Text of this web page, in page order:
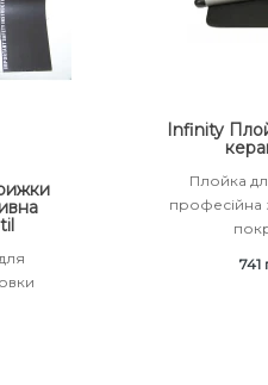
Infinity
Плойка
професійна
741